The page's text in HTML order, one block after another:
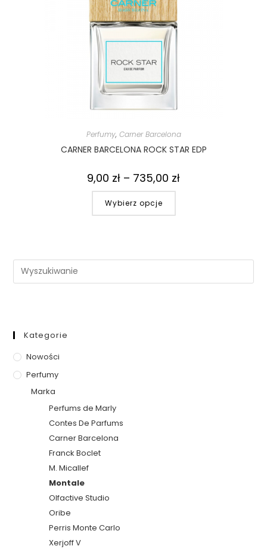
Perfumy, Carner Barcelona
CARNER BARCELONA ROCK STAR EDP
9,00 zł – 735,00 zł
Wybierz opcje
Kategorie
Nowości
Perfumy
Marka
Perfums de Marly
Contes De Parfums
Carner Barcelona
Franck Boclet
M. Micallef
Montale
Olfactive Studio
Oribe
Perris Monte Carlo
Xerjoff V